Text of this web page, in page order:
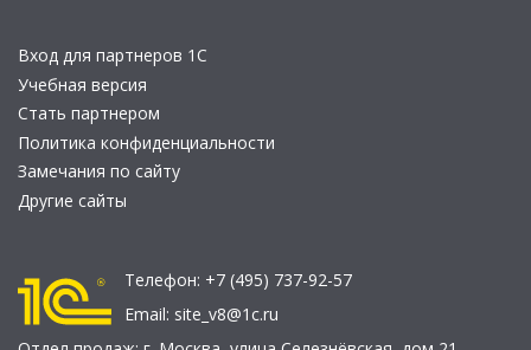
Вход для партнеров 1С
Учебная версия
Стать партнером
Политика конфиденциальности
Замечания по сайту
Другие сайты
Телефон: +7 (495) 737-92-57
Email: site_v8@1c.ru